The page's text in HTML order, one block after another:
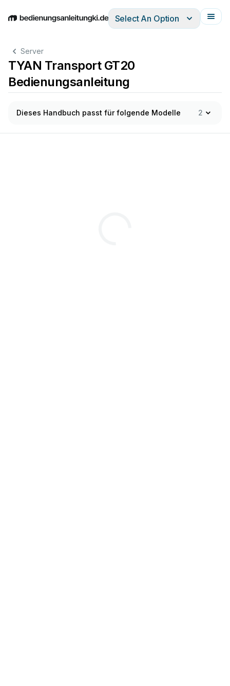
EnglishDeutschEspañolItalianoFrançais
Select An Option
Server
TYAN Transport GT20
Bedienungsanleitung
Dieses Handbuch passt für folgende Modelle 2